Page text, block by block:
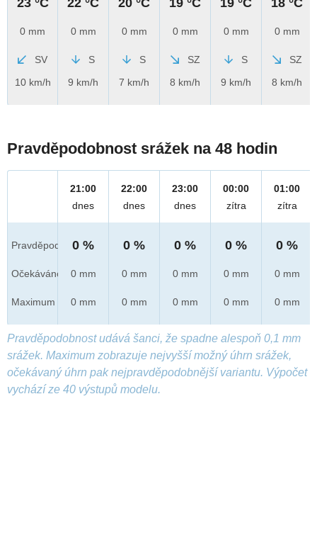
0 mm
SV
10 km/h
0 mm
S
9 km/h
0 mm
S
7 km/h
0 mm
SZ
8 km/h
0 mm
S
9 km/h
0 mm
SZ
8 km/h
Pravděpodobnost srážek na 48 hodin
Pravděpod.
Očekáváno
Maximum
21:00
dnes
0 %
0 mm
0 mm
22:00
dnes
0 %
0 mm
0 mm
23:00
dnes
0 %
0 mm
0 mm
00:00
zítra
0 %
0 mm
0 mm
01:00
zítra
0 %
0 mm
0 mm
Pravděpodobnost udává šanci, že spadne alespoň 0,1 mm
srážek. Maximum zobrazuje nejvyšší možný úhrn srážek,
očekávaný úhrn pak nejpravděpodobnější variantu. Výpočet
vychází ze 40 výstupů modelu.